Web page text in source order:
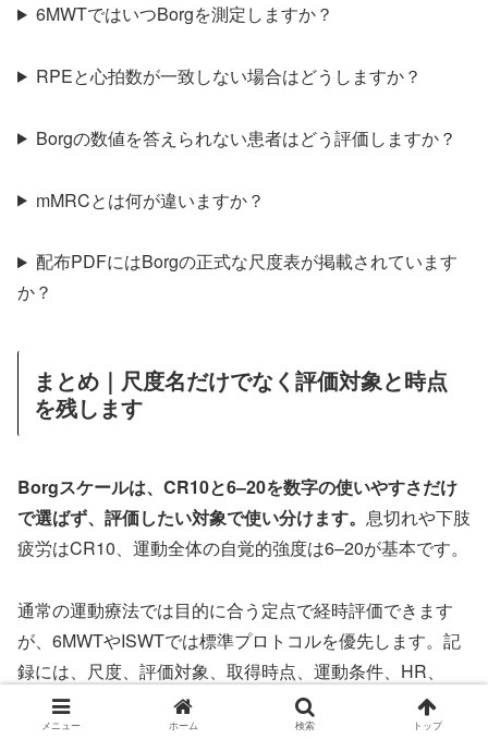
6MWTではいつBorgを測定しますか？
RPEと心拍数が一致しない場合はどうしますか？
Borgの数値を答えられない患者はどう評価しますか？
mMRCとは何が違いますか？
配布PDFにはBorgの正式な尺度表が掲載されています
か？
まとめ｜尺度名だけでなく評価対象と時点
を残します
Borgスケールは、CR10と6–20を数字の使いやすさだけ
で選ばず、評価したい対象で使い分けます。 息切れや下肢
疲労はCR10、運動全体の自覚的強度は6–20が基本です。
通常の運動療法では目的に合う定点で経時評価できます
が、6MWTやISWTでは標準プロトコルを優先します。記
録には、尺度、評価対象、取得時点、運動条件、HR、
SpO₂、症状を残し、Borg単独ではなく全体の反応から次
回負荷を調整してください。
メニュー ホーム 検索 トップ